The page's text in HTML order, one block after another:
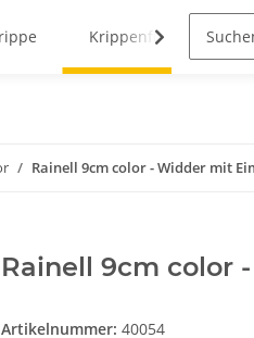
Krippenfiguren
Rainell 9cm color - Widder mit
Rainell 9cm color
Artikelnummer: 40054